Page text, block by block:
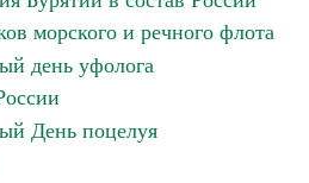
морского и речного флота
день уфолога
День поцелуя